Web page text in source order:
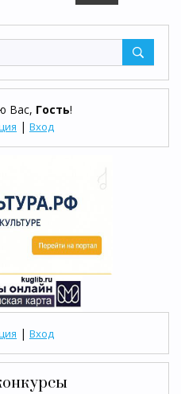
Вас, Гость!
| Вход
| Вход